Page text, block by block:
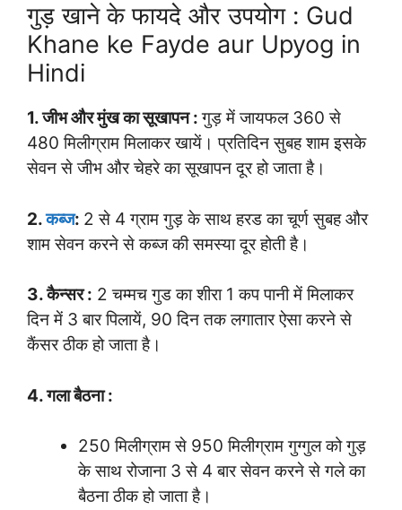
गुड़ खाने के फायदे और उपयोग : Gud
Khane ke Fayde aur Upyog in
Hindi
1. जीभ और मुंख का सूखापन :गुड़ में जायफल 360 से
480 मिलीग्राम मिलाकर खायें। प्रतिदिन सुबह शाम इसके
सेवन से जीभ और चेहरे का सूखापन दूर हो जाता है।
2.कब्ज: 2 से 4 ग्राम गुड़ के साथ हरड का चूर्ण सुबह और
शाम सेवन करने से कब्ज की समस्या दूर होती है।
3. कैन्सर : 2 चम्मच गुड का शीरा 1 कप पानी में मिलाकर
दिन में 3 बार पिलायें, 90 दिन तक लगातार ऐसा करने से
कैंसर ठीक हो जाता है।
4. गला बैठना :
250 मिलीग्राम से 950 मिलीग्राम गुग्गुल को गुड़
के साथ रोजाना 3 से 4 बार सेवन करने से गले का
बैठना ठीक हो जाता है।